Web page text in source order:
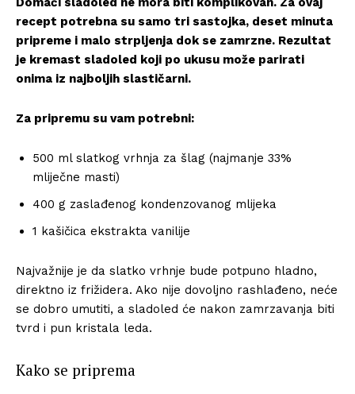
recept potrebna su samo tri sastojka, deset minuta
pripreme i malo strpljenja dok se zamrzne. Rezultat
je kremast sladoled koji po ukusu može parirati
onima iz najboljih slastičarni.
Za pripremu su vam potrebni:
500 ml slatkog vrhnja za šlag (najmanje 33%
mliječne masti)
400 g zaslađenog kondenzovanog mlijeka
1 kašičica ekstrakta vanilije
Najvažnije je da slatko vrhnje bude potpuno hladno,
direktno iz frižidera. Ako nije dovoljno rashlađeno, neće
se dobro umutiti, a sladoled će nakon zamrzavanja biti
tvrd i pun kristala leda.
Kako se priprema